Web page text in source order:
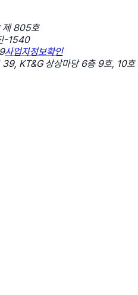
제 805호
-1540
사업자정보확인
39, KT&G 상상마당 6층 9호, 10호